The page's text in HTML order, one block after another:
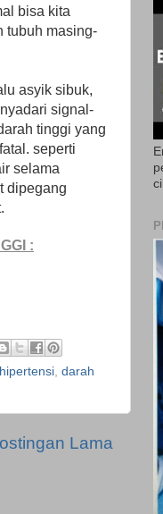
bisa kita
tubuh masing-
asyik sibuk,
signal-
tinggi yang
seperti
selama
dipegang
:
, darah
Lama